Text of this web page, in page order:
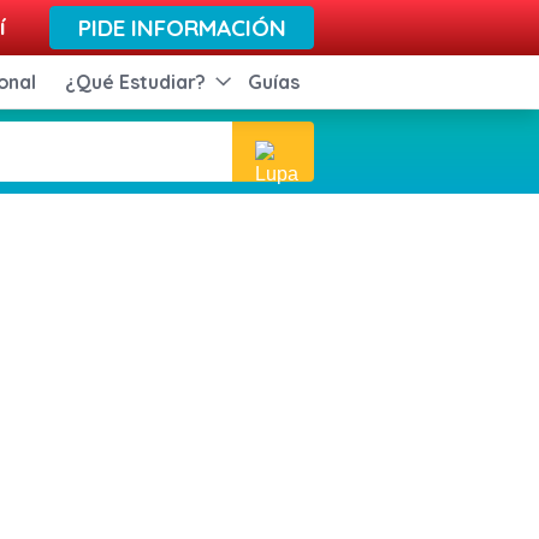
PIDE INFORMACIÓN
¿Qué Estudiar? Guías